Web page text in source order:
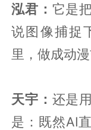
泓君： 它是
说图像捕捉
里，做成动
天宇： 还是
是：既然AI